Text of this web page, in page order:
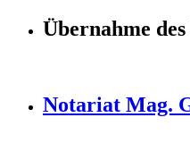
Übernahme
Notariat Mag.